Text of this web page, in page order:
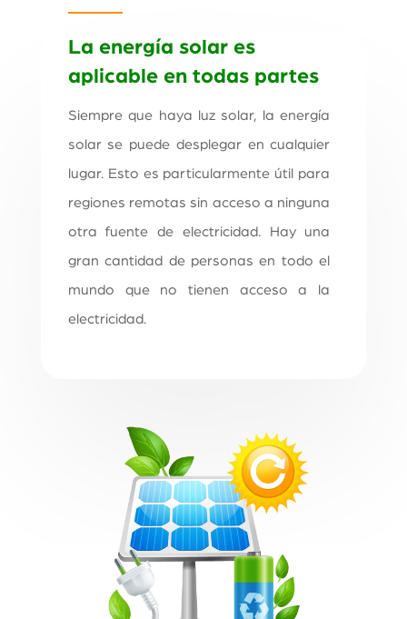
La energía solar es
aplicable en todas partes
Siempre que haya luz solar, la energía
solar se puede desplegar en cualquier
lugar. Esto es particularmente útil para
regiones remotas sin acceso a ninguna
otra fuente de electricidad. Hay una
gran cantidad de personas en todo el
mundo que no tienen acceso a la
electricidad.